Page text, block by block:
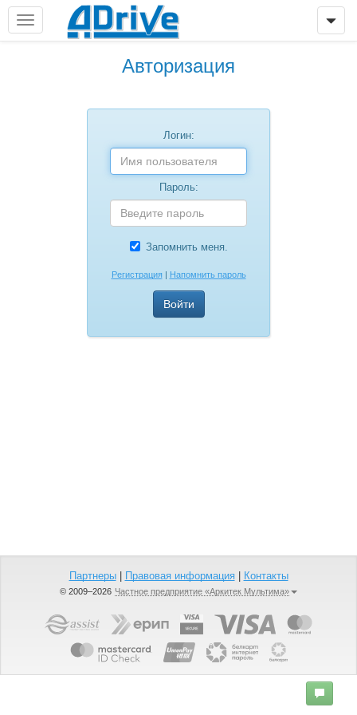
Авторизация
Логин:
Пароль:
Запомнить меня.
Регистрация| Напомнить пароль
Партнеры| Правовая информация| Контакты
© 2009–2026 Частное предприятие «Аркитек Мультима»